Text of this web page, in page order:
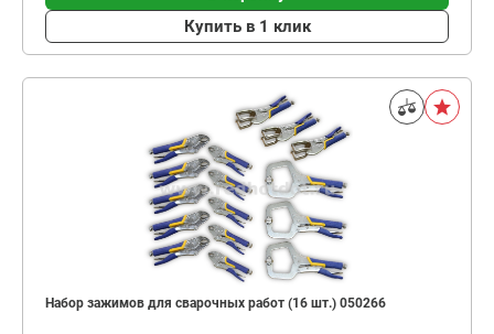
Купить в 1 клик
Набор зажимов для сварочных работ (16 шт.) 050266